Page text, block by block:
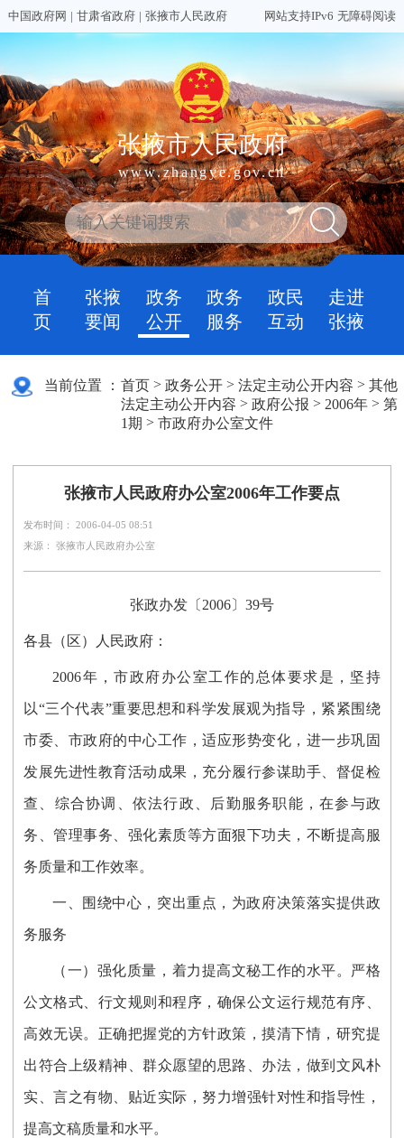
中国政府网 | 甘肃省政府 | 张掖市人民政府 网站支持IPv6 无障碍阅读
张掖市人民政府
www.zhangye.gov.cn
首
页
张掖
要闻
政务
公开
政务
服务
政民
互动
走进
张掖
当前位置 ： 首页 >政务公开 >法定主动公开内容 >其他
法定主动公开内容 >政府公报 > 2006年 >第
1期 >市政府办公室文件
张掖市人民政府办公室2006年工作要点
发布时间： 2006-04-05 08:51
来源： 张掖市人民政府办公室
张政办发〔2006〕39号
各县（区）人民政府：
2006年，市政府办公室工作的总体要求是，坚持
以“三个代表”重要思想和科学发展观为指导，紧紧围绕
市委、市政府的中心工作，适应形势变化，进一步巩固
发展先进性教育活动成果，充分履行参谋助手、督促检
查、综合协调、依法行政、后勤服务职能，在参与政
务、管理事务、强化素质等方面狠下功夫，不断提高服
务质量和工作效率。
一、围绕中心，突出重点，为政府决策落实提供政
务服务
（一）强化质量，着力提高文秘工作的水平。严格
公文格式、行文规则和程序，确保公文运行规范有序、
高效无误。正确把握党的方针政策，摸清下情，研究提
出符合上级精神、群众愿望的思路、办法，做到文风朴
实、言之有物、贴近实际，努力增强针对性和指导性，
提高文稿质量和水平。